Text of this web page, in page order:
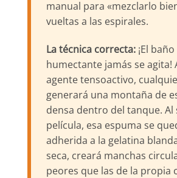
manual para «mezclarlo
vueltas a las espirales.
La técnica correcta: ¡El baño
humectante jamás se agita!
agente tensoactivo,
generará una montaña de
densa dentro del tanque. Al
película, esa espuma se
adherida a la gelatina
seca, creará manchas
peores que las de la propia